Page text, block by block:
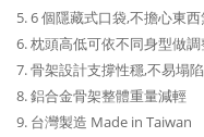
5. 6 個隱藏式口袋,不擔心東
6. 枕頭高低可依不同身型做
7. 骨架設計支撐性穩,不易塌
8. 鋁合金骨架整體重量減輕
9. 台灣製造 Made in Taiwan